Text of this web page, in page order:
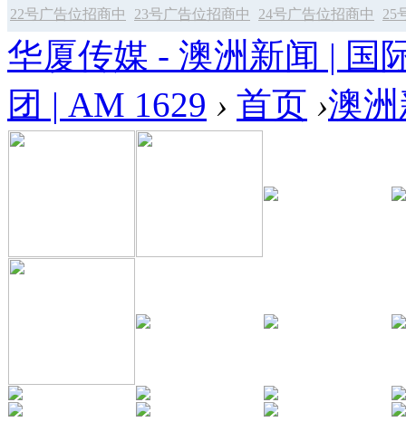
22号广告位招商中
23号广告位招商中 24号广告位招商中 25
华厦传媒 - 澳洲新闻 | 国
团 | AM 1629 › 首页 ›澳